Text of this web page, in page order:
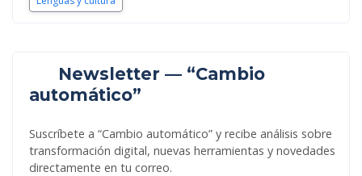
Newsletter — “Cambio
automático”
Suscríbete a “Cambio automático” y recibe análisis sobre
transformación digital, nuevas herramientas y novedades
directamente en tu correo.